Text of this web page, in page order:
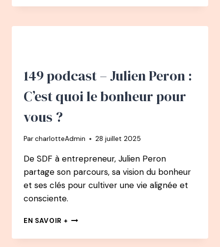
–
TOMASELLA
LE
CHEMIN
149 podcast – Julien Peron :
C’est quoi le bonheur pour
vous ?
ParcharlotteAdmin 28 juillet 2025
De SDF à entrepreneur, Julien Peron
partage son parcours, sa vision du bonheur
et ses clés pour cultiver une vie alignée et
consciente.
EN SAVOIR + 149
–